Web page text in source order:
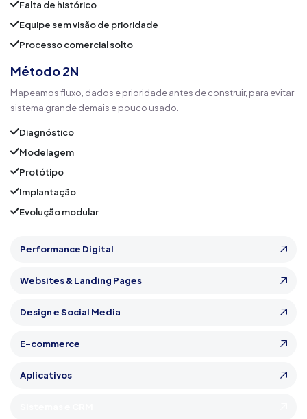
Performance Digital
Websites & Landing Pages
Design e Social Media
E-commerce
Aplicativos
Falta de histórico
Equipe sem visão de prioridade
Processo comercial solto
Método 2N
Mapeamos fluxo, dados e prioridade antes de construir, para evitar
sistema grande demais e pouco usado.
Diagnóstico
Modelagem
Protótipo
Implantação
Evolução modular